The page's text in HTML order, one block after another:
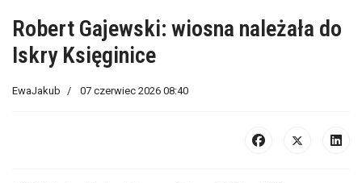
Robert Gajewski: wiosna należała do
Iskry Księginice
EwaJakub 07 czerwiec 2026 08:40